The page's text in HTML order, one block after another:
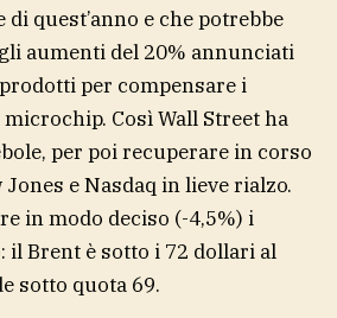
quest’anno e che potrebbe
aumenti del 20% annunciati
per compensare i
Così Wall Street ha
per poi recuperare in corso
e Nasdaq in lieve rialzo.
in modo deciso (-4,5%) i
il Brent è sotto i 72 dollari al
sotto quota 69.